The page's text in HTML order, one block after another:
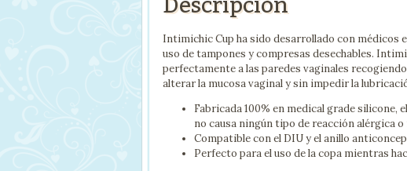
Intimichic Cup ha sido desarrollado con médicos
uso de tampones y compresas desechables.
perfectamente a las paredes vaginales
alterar la mucosa vaginal y sin impedir la
Fabricada 100% en medical grade
no causa ningún tipo de reacción alérgica
Compatible con el DIU y el anillo
Perfecto para el uso de la copa mientras